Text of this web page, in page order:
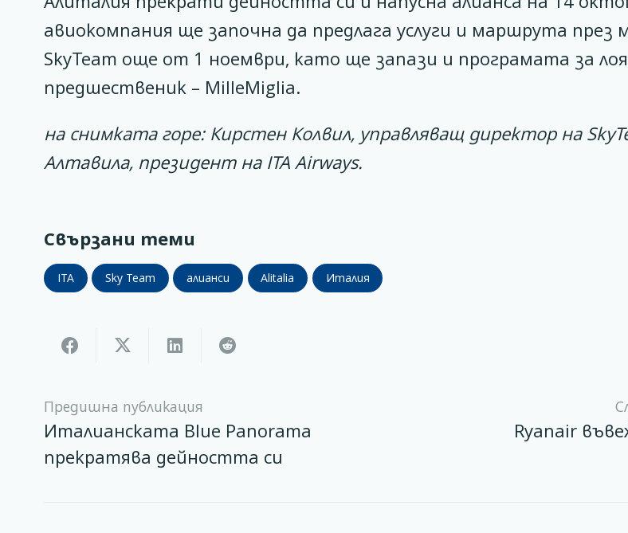
авиокомпания ще започна да предлага услуги и маршрута през
SkyTeam още от 1 ноември, като ще запази и програмата за
предшественик – MilleMiglia.
на снимката горе: Кирстен Колвил, управляващ директор на
Алтавила, президент на ITA Airways.
Свързани теми
ITA Sky Team алианси Alitalia Италия
Предишна публикация
Италианската Blue Panorama
прекратява дейността си
Ryanair